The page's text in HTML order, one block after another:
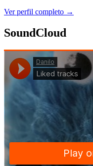
Ver perfil completo →
SoundCloud